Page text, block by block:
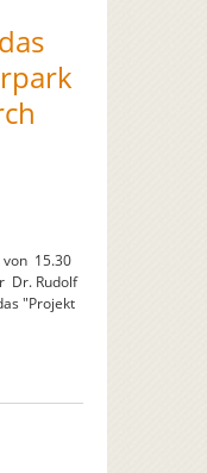
von 15.30
Dr. Rudolf
"Projekt